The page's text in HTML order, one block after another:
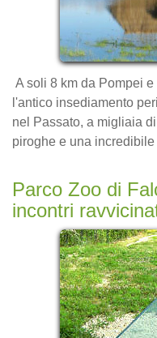
A soli 8 km da Pompei
l'antico insediamento
nel Passato, a migliaia
piroghe e una
Parco Zoo di
incontri